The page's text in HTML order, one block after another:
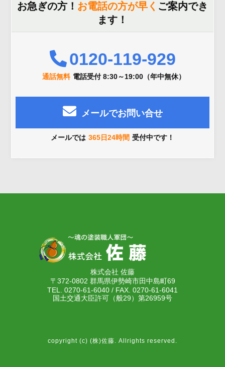
お急ぎの方！ お電話の方が早く ご案内でき
ます！
0120-119-929
通話無料 電話受付 8:30～19:00（年中無休）
メールでお問い合せ
メールでは 365日24時間 受付中です！
株式会社 佐藤
〒372-0802 群馬県伊勢崎市田中島町69
TEL. 0270-61-6040 / FAX. 0270-61-6041
国土交通大臣許可（般29）第26959号
copyright (c) (株)佐藤. Allrights reserved.